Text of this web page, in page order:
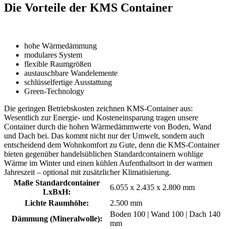
Die Vorteile der KMS Container
hohe Wärmedämmung
modulares System
flexible Raumgrößen
austauschbare Wandelemente
schlüsselfertige Ausstattung
Green-Technology
Die geringen Betriebskosten zeichnen KMS-Container aus:
Wesentlich zur Energie- und Kosteneinsparung tragen unsere
Container durch die hohen Wärmedämmwerte von Boden, Wand
und Dach bei. Das kommt nicht nur der Umwelt, sondern auch
entscheidend dem Wohnkomfort zu Gute, denn die KMS-Container
bieten gegenüber handelsüblichen Standardcontainern wohlige
Wärme im Winter und einen kühlen Aufenthaltsort in der warmen
Jahreszeit – optional mit zusätzlicher Klimatisierung.
Maße Standardcontainer
LxBxH:
6.055 x 2.435 x 2.800 mm
Lichte Raumhöhe:
2.500 mm
Dämmung (Mineralwolle):
Boden 100 | Wand 100 | Dach 140
mm